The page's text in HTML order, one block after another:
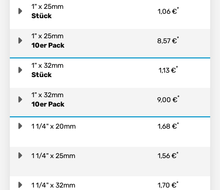
1" x 25mm
Stück
1,06 €*
1" x 25mm
10er Pack
8,57 €*
1" x 32mm
Stück
1,13 €*
1" x 32mm
10er Pack
9,00 €*
1 1/4" x 20mm 1,68 €*
1 1/4" x 25mm 1,56 €*
1 1/4" x 32mm 1,70 €*